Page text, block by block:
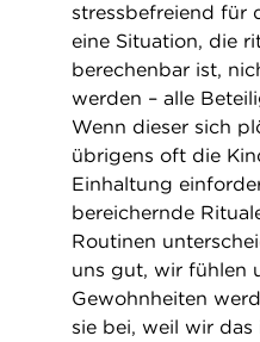
stressbefreiend für
eine Situation, die
berechenbar ist,
werden – alle
Wenn dieser sich
übrigens oft die
Einhaltung
bereichernde
Routinen
uns gut, wir fühlen
Gewohnheiten
sie bei, weil wir